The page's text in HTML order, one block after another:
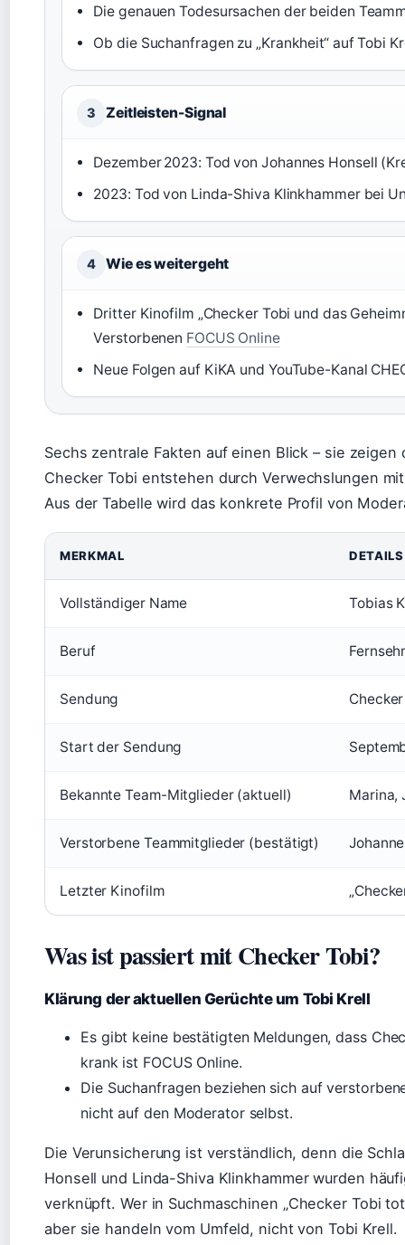
Die genauen Todesursachen der beiden
Ob die Suchanfragen zu „Krankheit“ auf Tobi
3 Zeitleisten-Signal
Dezember 2023: Tod von Johannes Honsell
2023: Tod von Linda-Shiva Klinkhammer bei
4 Wie es weitergeht
Dritter Kinofilm „Checker Tobi und das
Verstorbenen FOCUS Online
Neue Folgen auf KiKA und YouTube-Kanal
Sechs zentrale Fakten auf einen Blick – sie
Checker Tobi entstehen durch Verwechslungen
Aus der Tabelle wird das konkrete Profil von
MERKMAL DETAILS
Vollständiger Name Tobias
Beruf
Sendung
Start der Sendung
Bekannte Team-Mitglieder (aktuell) Marina,
Verstorbene Teammitglieder (bestätigt)
Letzter Kinofilm
Was ist passiert mit Checker Tobi?
Klärung der aktuellen Gerüchte um Tobi Krell
Es gibt keine bestätigten Meldungen, dass
krank ist FOCUS Online.
Die Suchanfragen beziehen sich auf
nicht auf den Moderator selbst.
Die Verunsicherung ist verständlich, denn die
Honsell und Linda-Shiva Klinkhammer wurden
verknüpft. Wer in Suchmaschinen „Checker Tobi
aber sie handeln vom Umfeld, nicht von Tobi Krell.